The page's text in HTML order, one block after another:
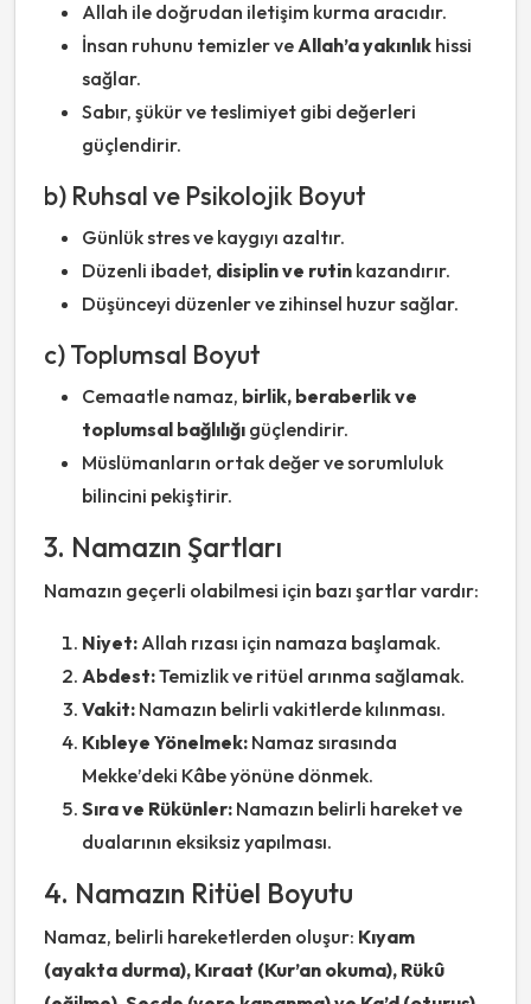
Allah ile doğrudan iletişim kurma aracıdır.
İnsan ruhunu temizler veAllah’a yakınlık hissi
sağlar.
Sabır, şükür ve teslimiyet gibi değerleri
güçlendirir.
b) Ruhsal ve Psikolojik Boyut
Günlük stres ve kaygıyı azaltır.
Düzenli ibadet, disiplin ve rutin kazandırır.
Düşünceyi düzenler ve zihinsel huzur sağlar.
c) Toplumsal Boyut
Cemaatle namaz, birlik, beraberlik ve
toplumsal bağlılığı güçlendirir.
Müslümanların ortak değer ve sorumluluk
bilincini pekiştirir.
3. Namazın Şartları
Namazın geçerli olabilmesi için bazı şartlar vardır:
Niyet: Allah rızası için namaza başlamak.
Abdest:Temizlik ve ritüel arınma sağlamak.
Vakit: Namazın belirli vakitlerde kılınması.
Kıbleye Yönelmek: Namaz sırasında
Mekke’deki Kâbe yönüne dönmek.
Sıra ve Rükünler: Namazın belirli hareket ve
dualarının eksiksiz yapılması.
4. Namazın Ritüel Boyutu
Namaz, belirli hareketlerden oluşur: Kıyam
(ayakta durma), Kıraat (Kur’an okuma), Rükû